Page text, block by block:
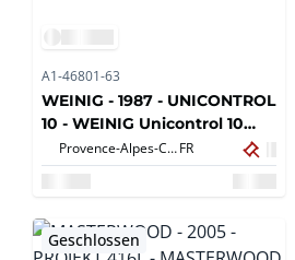
A1-46801-63
WEINIG - 1987 - UNICONTROL
10 - WEINIG Unicontrol 10
Bearbeitungszentrum
Provence-Alpes-Côte d'Azur,FR
Geschlossen